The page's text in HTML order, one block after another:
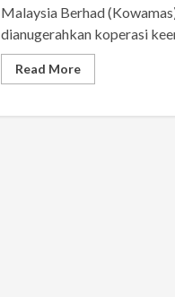
Malaysia Berhad
dianugerahkan koperasi
Read More